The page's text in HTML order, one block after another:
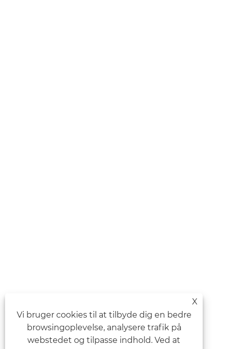
X
Vi bruger cookies til at tilbyde dig en bedre
browsingoplevelse, analysere trafik på
webstedet og tilpasse indhold. Ved at